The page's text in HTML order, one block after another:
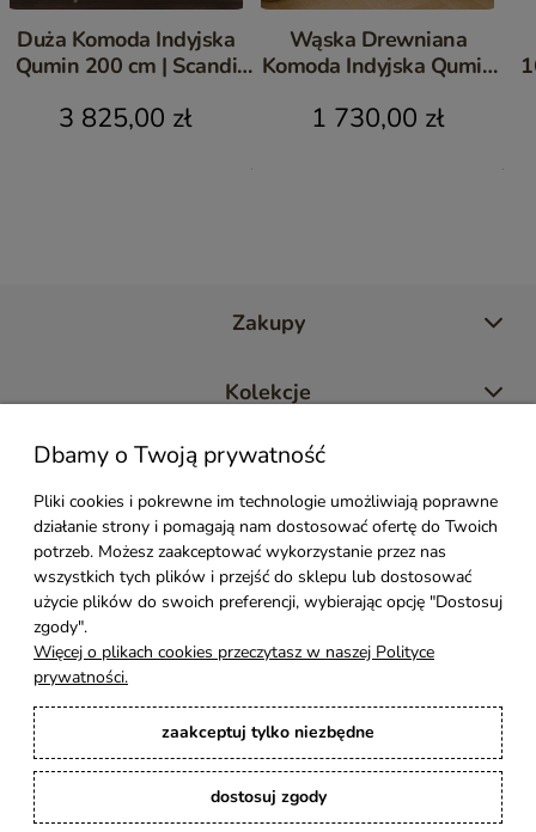
Duża Komoda Indyjska
Qumin 200 cm | Scandi
3 825,00 zł
Wąska Drewniana
Komoda Indyjska Qumin
Mango
1 730,00 zł
Zakupy
Kolekcje
Moje konto
Pomoc
Styl Mebli
Rodzaje drewna
Kontakt
Karina Meble
: Ręcznie robione meble indyjskie, loftowe, industrialne i boho z
litego drewna. | Copyright © 2008–2026
Dbamy o Twoją prywatność
Pliki cookies i pokrewne im technologie umożliwiają poprawne
działanie strony i pomagają nam dostosować ofertę do Twoich
potrzeb. Możesz zaakceptować wykorzystanie przez nas
wszystkich tych plików i przejść do sklepu lub dostosować
użycie plików do swoich preferencji, wybierając opcję "Dostosuj
zgody".
Więcej o plikach cookies przeczytasz w naszej Polityce
prywatności.
zaakceptuj tylko niezbędne
dostosuj zgody